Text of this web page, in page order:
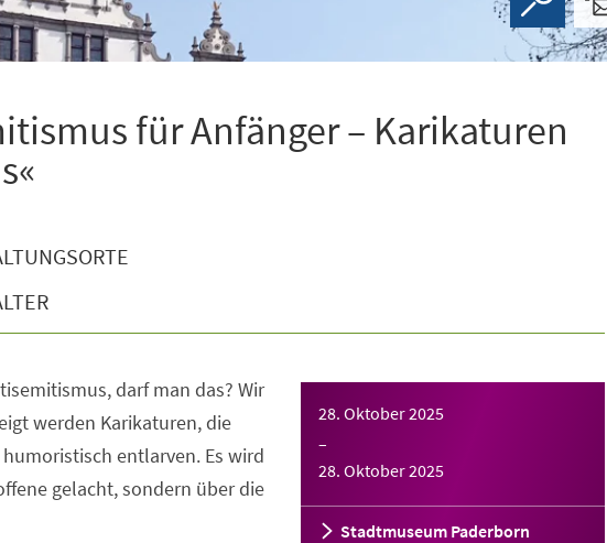
für Anfänger – Karikaturen
28. Oktober 2025
–
28. Oktober 2025
Stadtmuseum Paderborn
darf man das? Wir
werden Karikaturen, die
entlarven. Es wird
gelacht, sondern über die